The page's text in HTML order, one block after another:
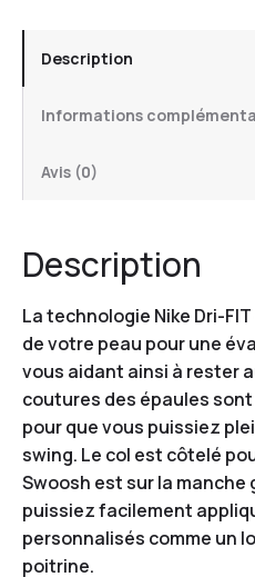
Description
Informations
Avis (0)
Description
La technologie Nike Dri-
de votre peau pour une
vous aidant ainsi à rester
coutures des épaules
pour que vous puissiez
swing. Le col est côtelé
Swoosh est sur la manche
puissiez facilement
personnalisés comme un
poitrine.